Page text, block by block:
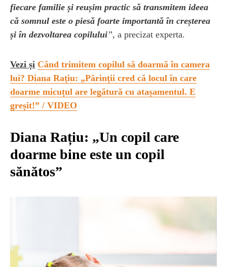
fiecare familie și reușim practic să transmitem ideea
că somnul este o piesă foarte importantă în creșterea
și în dezvoltarea copilului”, a precizat experta.
Vezi și Când trimitem copilul să doarmă în camera
lui? Diana Rațiu: „Părinții cred că locul în care
doarme micuțul are legătură cu atașamentul. E
greșit!” / VIDEO
Diana Rațiu: „Un copil care
doarme bine este un copil
sănătos”